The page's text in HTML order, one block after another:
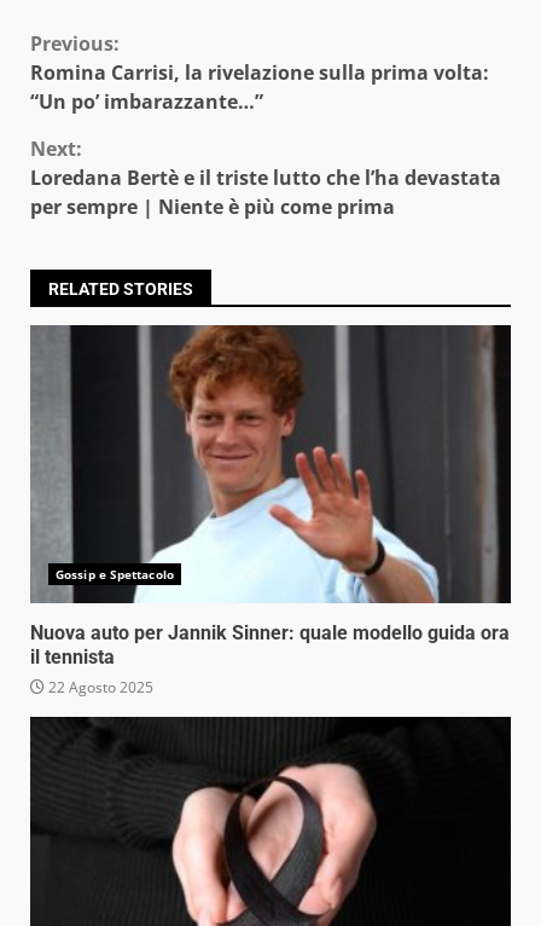
Continue
Reading
Previous:
Romina Carrisi, la rivelazione sulla prima volta:
“Un po’ imbarazzante…”
Next:
Loredana Bertè e il triste lutto che l’ha devastata
per sempre | Niente è più come prima
RELATED STORIES
Gossip e Spettacolo
Nuova auto per Jannik Sinner: quale modello guida ora
il tennista
22 Agosto 2025